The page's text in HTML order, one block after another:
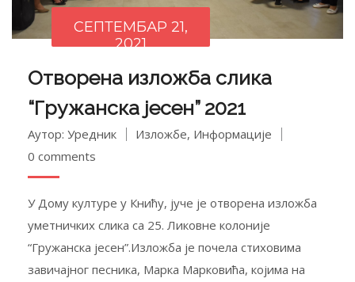
СЕПТЕМБАР 21,
2021
Отворена изложба слика
“Гружанска јесен” 2021
Аутор: Уредник Изложбе, Информације
0 comments
У Дому културе у Книћу, јуче је отворена изложба
уметничких слика са 25. Ликовне колоније
“Гружанска јесен”.Изложба је почела стиховима
завичајног песника, Марка Марковића, којима на